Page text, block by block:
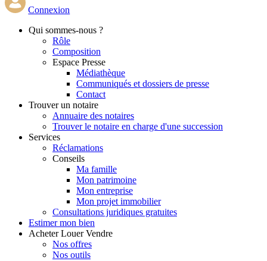
Connexion
Qui sommes-nous ?
Rôle
Composition
Espace Presse
Médiathèque
Communiqués et dossiers de presse
Contact
Trouver un notaire
Annuaire des notaires
Trouver le notaire en charge d'une succession
Services
Réclamations
Conseils
Ma famille
Mon patrimoine
Mon entreprise
Mon projet immobilier
Consultations juridiques gratuites
Estimer mon bien
Acheter Louer Vendre
Nos offres
Nos outils